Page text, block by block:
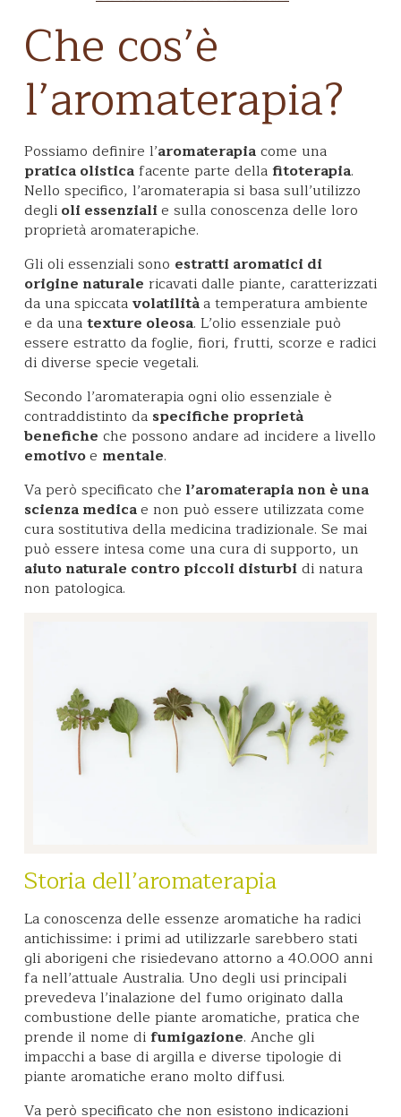
Che cos’è
l’aromaterapia?
Possiamo definire l’aromaterapiacome una
pratica olisticafacente parte dellafitoterapia.
Nello specifico, l’aromaterapia si basa sull’utilizzo
deglioli essenzialie sulla conoscenza delle loro
proprietà aromaterapiche.
Gli oli essenziali sono estratti aromatici di
origine naturale ricavati dalle piante, caratterizzati
da una spiccatavolatilitàa temperatura ambiente
e da unatexture oleosa. L’olio essenziale può
essere estratto da foglie, fiori, frutti, scorze e radici
di diverse specie vegetali.
Secondo l’aromaterapia ogni olio essenziale è
contraddistinto da specifiche proprietà
benefiche che possono andare ad incidere a livello
emotivoe mentale.
Va però specificato che l’aromaterapia non è una
scienza medicae non può essere utilizzata come
cura sostitutiva della medicina tradizionale. Se mai
può essere intesa come una cura di supporto, un
aiuto naturale contro piccoli disturbidi natura
non patologica.
Storia dell’aromaterapia
La conoscenza delle essenze aromatiche ha radici
antichissime: i primi ad utilizzarle sarebbero stati
gli aborigeni che risiedevano attorno a 40.000 anni
fa nell’attuale Australia. Uno degli usi principali
prevedeva l’inalazione del fumo originato dalla
combustione delle piante aromatiche, pratica che
prende il nome difumigazione. Anche gli
impacchi a base di argilla e diverse tipologie di
piante aromatiche erano molto diffusi.
Va però specificato che non esistono indicazioni